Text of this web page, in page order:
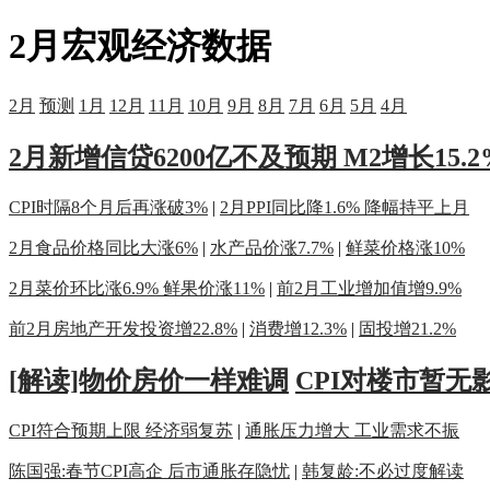
2月宏观经济数据
2月 预测 1月 12月 11月 10月 9月 8月 7月 6月 5月 4月
2月新增信贷6200亿不及预期 M2增长
CPI时隔8个月后再涨破3% | 2月PPI同比降1.6% 降幅持平上月
2月食品价格同比大涨6% | 水产品价涨7.7% | 鲜菜价格涨10%
2月菜价环比涨6.9% 鲜果价涨11% | 前2月工业增加值增9.9%
前2月房地产开发投资增22.8% | 消费增12.3% | 固投增21.2%
[解读]物价房价一样难调 CPI对楼市暂无
CPI符合预期上限 经济弱复苏 | 通胀压力增大 工业需求不振
陈国强:春节CPI高企 后市通胀存隐忧 | 韩复龄:不必过度解读